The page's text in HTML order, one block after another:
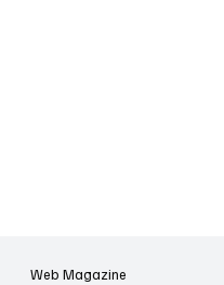
Web Magazine